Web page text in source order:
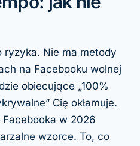
ryzyka. Nie ma metody
na Facebooku wolnej
obiecujące „100%
Cię okłamuje.
w 2026
wzorce. To, co